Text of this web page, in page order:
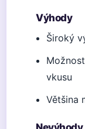
Výhody
Široký
vkusu
Většina